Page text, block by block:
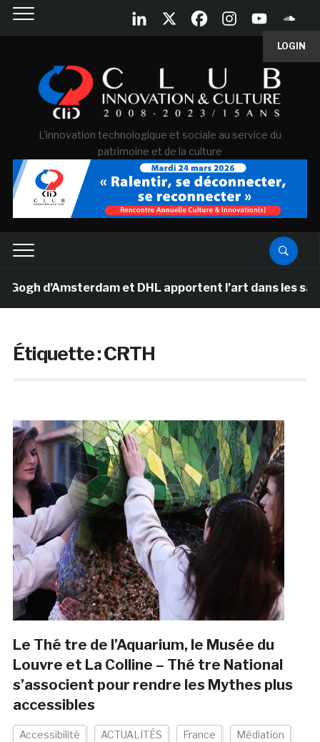
LOGIN
L'innovation technologique et sociale au service du
patrimoine et de la culture
d’Amsterdam et DHL apportent l’art dans les salles
Étiquette :CRTH
Le Thé tre de l’Aquarium, le Musée du
Louvre et La Colline – Thé tre National
s’associent pour rendre les Mythes plus
accessibles
Accessibilité ACTUALITÉS France Médiation